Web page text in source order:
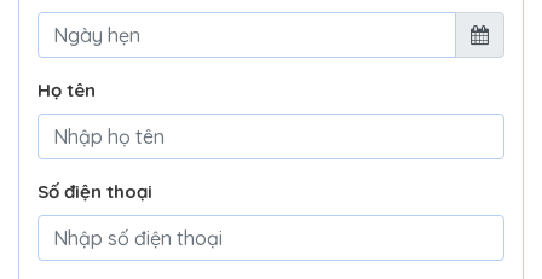
Họ tên
Số điện thoại